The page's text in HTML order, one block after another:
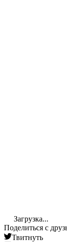
Загрузка...
Поделиться с
Твитнуть